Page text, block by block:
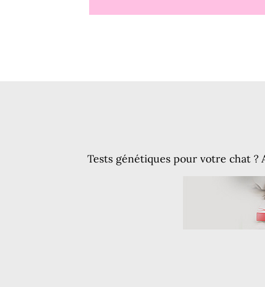
Tests génétiques pour votre chat ?